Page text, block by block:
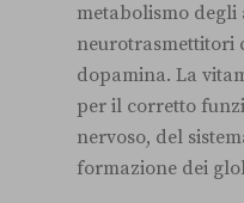
metabolismo degli
neurotrasmettitori
dopamina. La
per il corretto
nervoso, del
formazione dei